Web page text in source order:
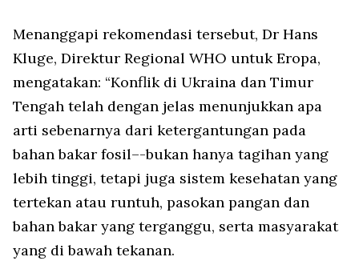
Menanggapi rekomendasi tersebut, Dr Hans
Kluge, Direktur Regional WHO untuk Eropa,
mengatakan: “Konflik di Ukraina dan Timur
Tengah telah dengan jelas menunjukkan apa
arti sebenarnya dari ketergantungan pada
bahan bakar fosil–-bukan hanya tagihan yang
lebih tinggi, tetapi juga sistem kesehatan yang
tertekan atau runtuh, pasokan pangan dan
bahan bakar yang terganggu, serta masyarakat
yang di bawah tekanan.